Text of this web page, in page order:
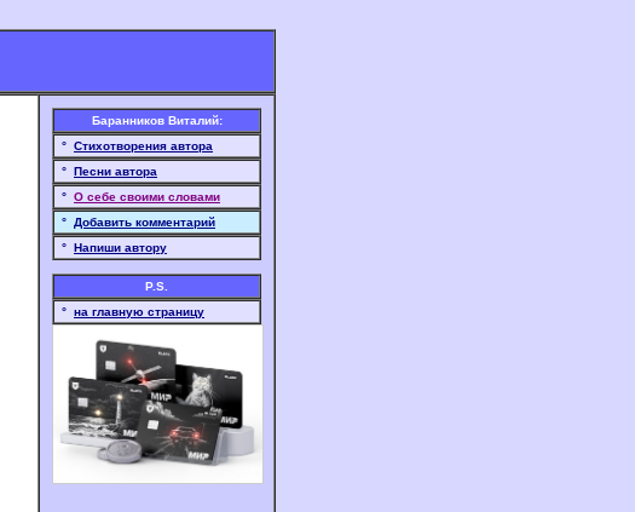
Баранников Виталий:
° Стихотворения автора
° Песни автора
° О себе своими словами
° Добавить комментарий
° Напиши автору
P.S.
° на главную страницу